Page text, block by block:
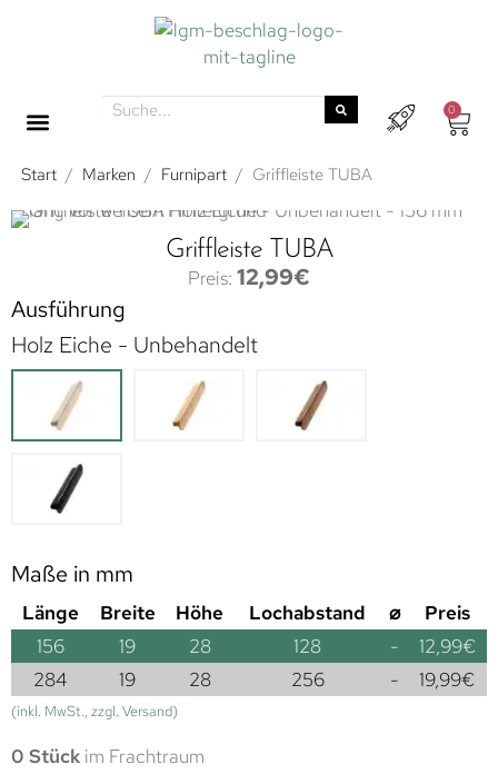
0
Start / Marken / Furnipart / Griffleiste TUBA
Griffleiste TUBA
12,99€
Ausführung
Holz Eiche - Unbehandelt
Maße in mm
Länge Breite Höhe Lochabstand ⌀
Preis
156
19 28 128 - 12,99€
284
19 28 256 - 19,99€
(inkl. MwSt., zzgl. Versand)
0 Stück im Frachtraum